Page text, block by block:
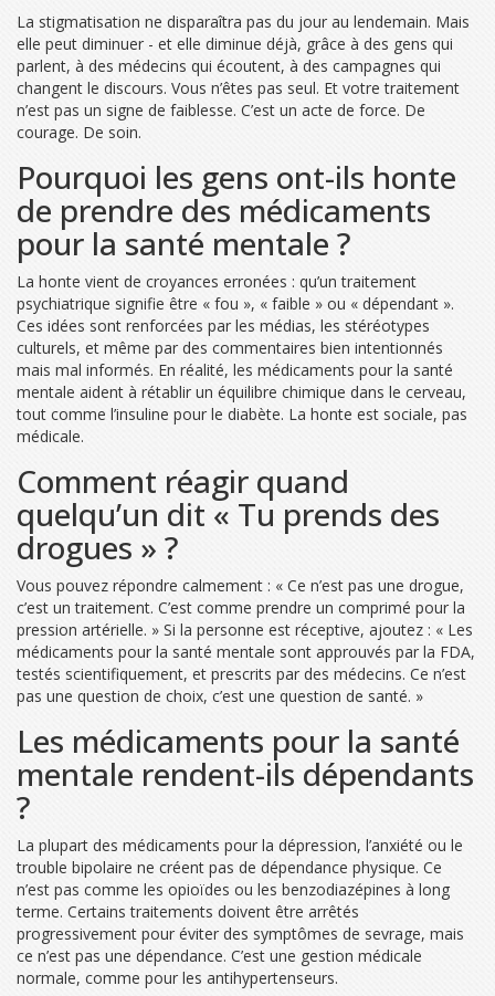
La stigmatisation ne disparaîtra pas du jour au lendemain. Mais
elle peut diminuer - et elle diminue déjà, grâce à des gens qui
parlent, à des médecins qui écoutent, à des campagnes qui
changent le discours. Vous n’êtes pas seul. Et votre traitement
n’est pas un signe de faiblesse. C’est un acte de force. De
courage. De soin.
Pourquoi les gens ont-ils honte
de prendre des médicaments
pour la santé mentale ?
La honte vient de croyances erronées : qu’un traitement
psychiatrique signifie être « fou », « faible » ou « dépendant ».
Ces idées sont renforcées par les médias, les stéréotypes
culturels, et même par des commentaires bien intentionnés
mais mal informés. En réalité, les médicaments pour la santé
mentale aident à rétablir un équilibre chimique dans le cerveau,
tout comme l’insuline pour le diabète. La honte est sociale, pas
médicale.
Comment réagir quand
quelqu’un dit « Tu prends des
drogues » ?
Vous pouvez répondre calmement : « Ce n’est pas une drogue,
c’est un traitement. C’est comme prendre un comprimé pour la
pression artérielle. » Si la personne est réceptive, ajoutez : « Les
médicaments pour la santé mentale sont approuvés par la FDA,
testés scientifiquement, et prescrits par des médecins. Ce n’est
pas une question de choix, c’est une question de santé. »
Les médicaments pour la santé
mentale rendent-ils dépendants
?
La plupart des médicaments pour la dépression, l’anxiété ou le
trouble bipolaire ne créent pas de dépendance physique. Ce
n’est pas comme les opioïdes ou les benzodiazépines à long
terme. Certains traitements doivent être arrêtés
progressivement pour éviter des symptômes de sevrage, mais
ce n’est pas une dépendance. C’est une gestion médicale
normale, comme pour les antihypertenseurs.